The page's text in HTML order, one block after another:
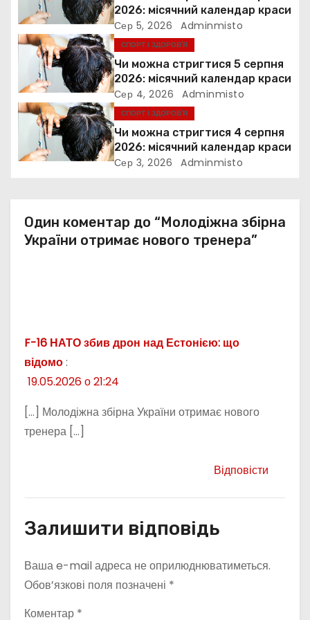
а
п
и
с
в
2026: місячний календар краси
Сер 5, 2026 Adminmisto
СПОРТ І ЗДОРОВ’Я
Чи можна стригтися 5 серпня
2026: місячний календар краси
Сер 4, 2026 Adminmisto
СПОРТ І ЗДОРОВ’Я
Чи можна стригтися 4 серпня
2026: місячний календар краси
Сер 3, 2026 Adminmisto
Один коментар до “Молодіжна збірна
України отримає нового тренера”
F-16 НАТО збив дрон над Естонією: що
відомо:
19.05.2026 о 21:24
[…] Молодіжна збірна України отримає нового
тренера […]
Відповісти
Залишити відповідь
Ваша e-mail адреса не оприлюднюватиметься.
Обов’язкові поля позначені *
Коментар *